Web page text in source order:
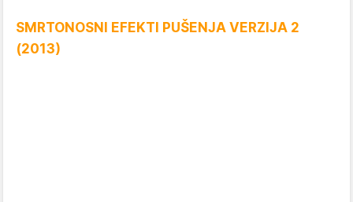
SMRTONOSNI EFEKTI PUŠENJA VERZIJA 2
(2013)